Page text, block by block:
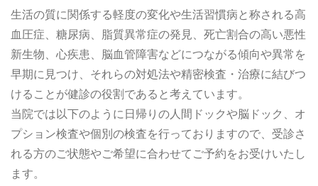
生活の質に関係する軽度の変化や生活習慣病と称される高
血圧症、糖尿病、脂質異常症の発見、死亡割合の高い悪性
新生物、心疾患、脳血管障害などにつながる傾向や異常を
早期に見つけ、それらの対処法や精密検査・治療に結びつ
けることが健診の役割であると考えています。
当院では以下のように日帰りの人間ドックや脳ドック、オ
プション検査や個別の検査を行っておりますので、受診さ
れる方のご状態やご希望に合わせてご予約をお受けいたし
ます。